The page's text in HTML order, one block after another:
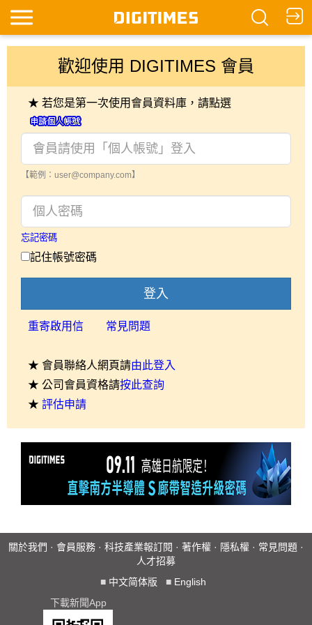
歡迎使用 DIGITIMES 會員
★ 若您是第一次使用會員資料庫，請點選
【範例：user@company.com】
忘記密碼
記住帳號密碼
登入
重寄啟用信 常見問題
★ 會員聯絡人網頁請由此登入
★ 公司會員資格請按此查詢
★ 評估申請
關於我們 · 會員服務 · 科技產業報訂閱 · 著作權 · 隱私權 · 常見問題 ·
人才招募
■ 中文简体版 ■ English
下載新聞App